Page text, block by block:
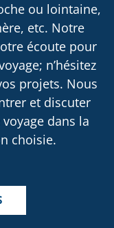
ou lointaine,
etc. Notre
écoute pour
n’hésitez
projets. Nous
et discuter
dans la
choisie.